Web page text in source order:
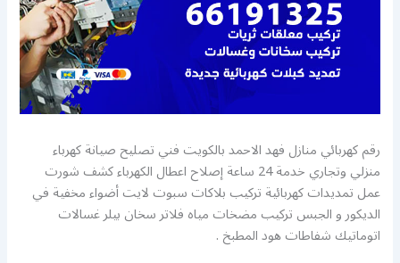
رقم كهربائي منازل فهد الاحمد بالكويت فني تصليح صيانة كهرباء
منزلي وتجاري خدمة 24 ساعة إصلاح اعطال الكهرباء كشف شورت
عمل تمديدات كهربائية تركيب بلاكات سبوت لايت أضواء مخفية في
الديكور و الجبس تركيب مضخات مياه فلاتر سخان بيلر غسالات
اتوماتيك شفاطات هود المطبخ .